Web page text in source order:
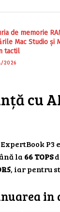
de memorie
Mac Studio și
tactil
2026
cu
la 66 TOPS
, iar pentru